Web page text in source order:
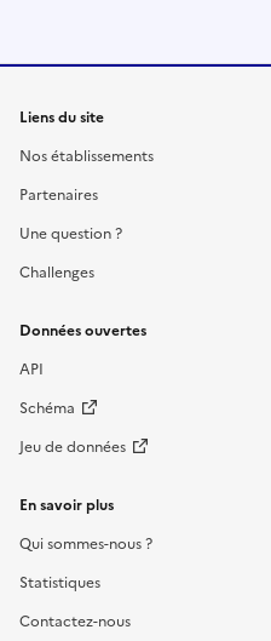
Liens du site
Nos établissements
Partenaires
Une question ?
Challenges
Données ouvertes
API
Schéma
Jeu de données
En savoir plus
Qui sommes-nous ?
Statistiques
Contactez-nous